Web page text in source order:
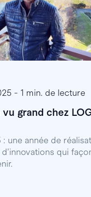
- 1 min. de lecture
vu grand chez
: une année de
qui